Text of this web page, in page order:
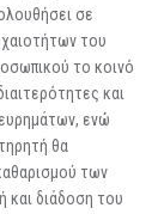
σε
του
το κοινό
και
ενώ
θα
των
και διάδοση του